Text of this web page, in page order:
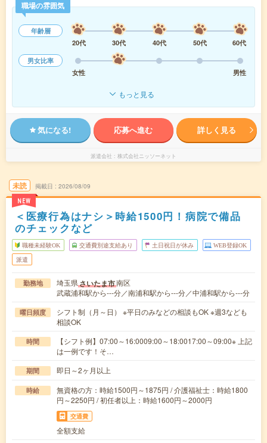
職場の雰囲気
年齢層
20代
30代 40代 50代
60代
男女比率
女性
男性
もっと見る
気になる! 応募へ進む 詳しく見る
派遣会社 株式会社ニッソーネット
未読
NEW
掲載日 2026/08/09
＜医療行為はナシ＞時給1500円！病院で備品
のチェックなど
職種未経験OK 交通費別途支給あり 土日祝日が休み WEB登録OK
派遣
勤務地 埼玉県さいたま市南区
武蔵浦和駅から---分／南浦和駅から---分／中浦和駅から---分
曜日頻度
シフト制（月～日） ※平日のみなどの相談もOK ※週3なども
相談OK
時間
【シフト例】07:00～16:0009:00～18:0017:00～09:00※ 上記
は一例です！そ…
期間 即日～2ヶ月以上
時給
無資格の方：時給1500円～1875円 / 介護福祉士：時給1800
円～2250円 / 初任者以上：時給1600円～2000円
交通費
全額支給